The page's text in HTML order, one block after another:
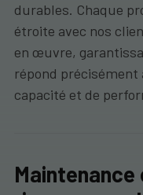
durables. Chaque
étroite avec nos
en œuvre,
répond
capacité et de